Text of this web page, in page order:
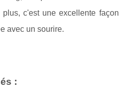
c'est une excellente façon
avec un sourire.
: